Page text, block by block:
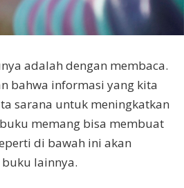
adalah dengan membaca.
bahwa informasi yang kita
sarana untuk meningkatkan
memang bisa membuat
di bawah ini akan
lainnya.